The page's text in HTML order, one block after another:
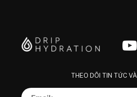
THEO DÕI TIN TỨC